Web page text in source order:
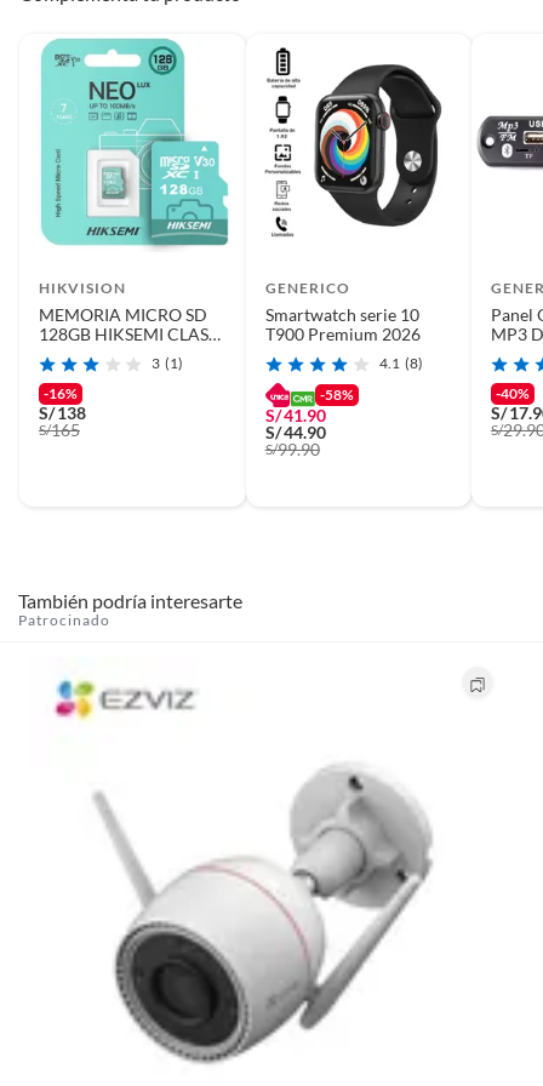
HIKVISION
MEMORIA MICRO SD
128GB HIKSEMI CLASS
10 NEO LUX HK-HS-TF-
D3/128G
3 (1)
-16%
S/138
S/165
GENERICO
Smartwatch serie 10
T900 Premium 2026
4.1 (8)
-58%
S/41.90
S/44.90
S/99.90
Panel
MP3
12V
SD
-40%
S/
S/
También podría interesarte
Patrocinado